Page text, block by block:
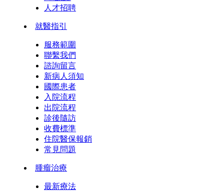
人才招聘
就醫指引
服務範圍
聯繫我們
諮詢留言
新病人須知
國際患者
入院流程
出院流程
診後隨訪
收費標準
住院醫保報銷
常見問題
腫瘤治療
最新療法